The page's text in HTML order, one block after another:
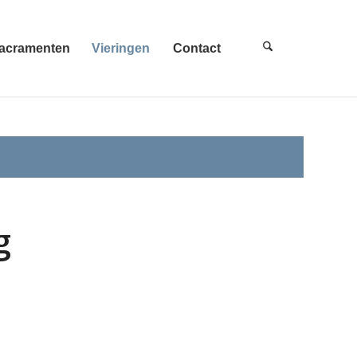
Vieringen Contact